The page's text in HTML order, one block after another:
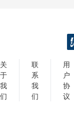
关
于
我
们
联
系
我
们
用
户
协
议